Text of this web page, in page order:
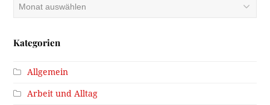
Kategorien
Allgemein
Arbeit und Alltag